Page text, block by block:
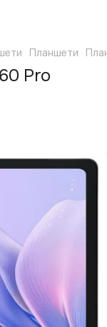
Планшети
Pro